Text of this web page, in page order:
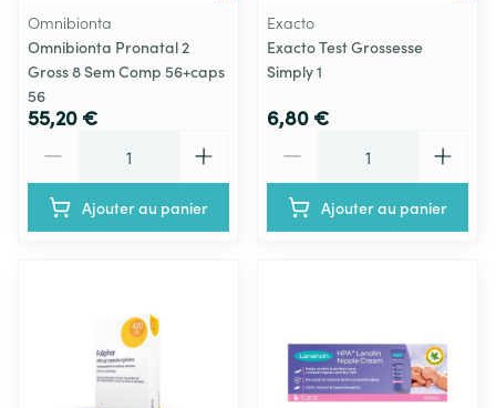
Omnibionta
Omnibionta Pronatal 2
Gross 8 Sem Comp 56+caps
56
55,20 €
Ajouter au panier
Exacto
Exacto Test Grossesse
Simply 1
6,80 €
Ajouter au panier